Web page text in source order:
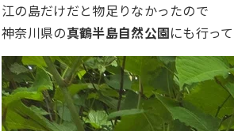
江の島だけだと物足りなかったので
神奈川県の真鶴半島自然公園にも行っ